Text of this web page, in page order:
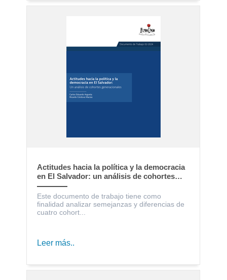
Actitudes hacia la política y la democracia
en El Salvador: un análisis de cohortes
generacionales
Este documento de trabajo tiene como
finalidad analizar semejanzas y diferencias de
cuatro cohort...
Leer más..